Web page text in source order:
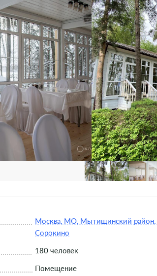
Москва, МО, Мытищинский район,
Сорокино
180 человек
Помещение